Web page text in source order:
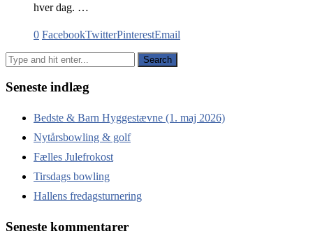
hver dag. …
0 FacebookTwitterPinterestEmail
Seneste indlæg
Bedste & Barn Hyggestævne (1. maj 2026)
Nytårsbowling & golf
Fælles Julefrokost
Tirsdags bowling
Hallens fredagsturnering
Seneste kommentarer